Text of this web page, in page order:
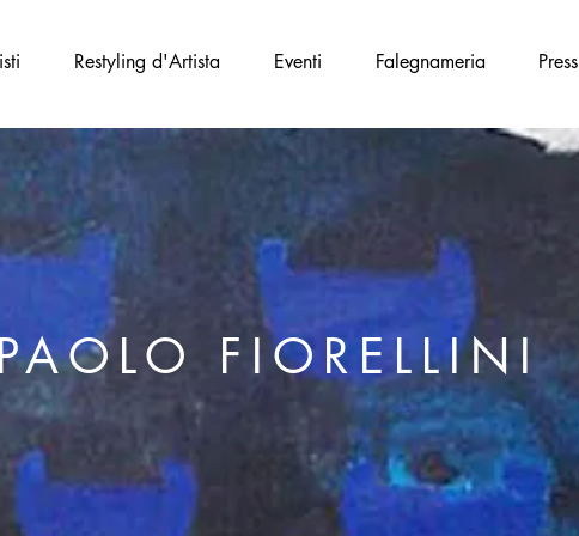
Restyling d'Artista Eventi Falegnameria Press
FIORELLINI